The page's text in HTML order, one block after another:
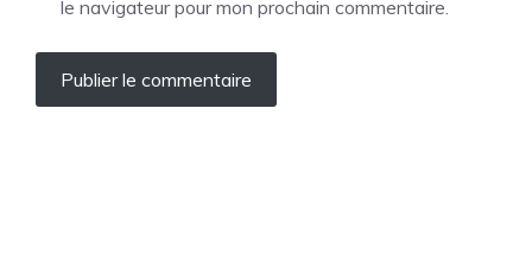
le navigateur pour mon prochain commentaire.